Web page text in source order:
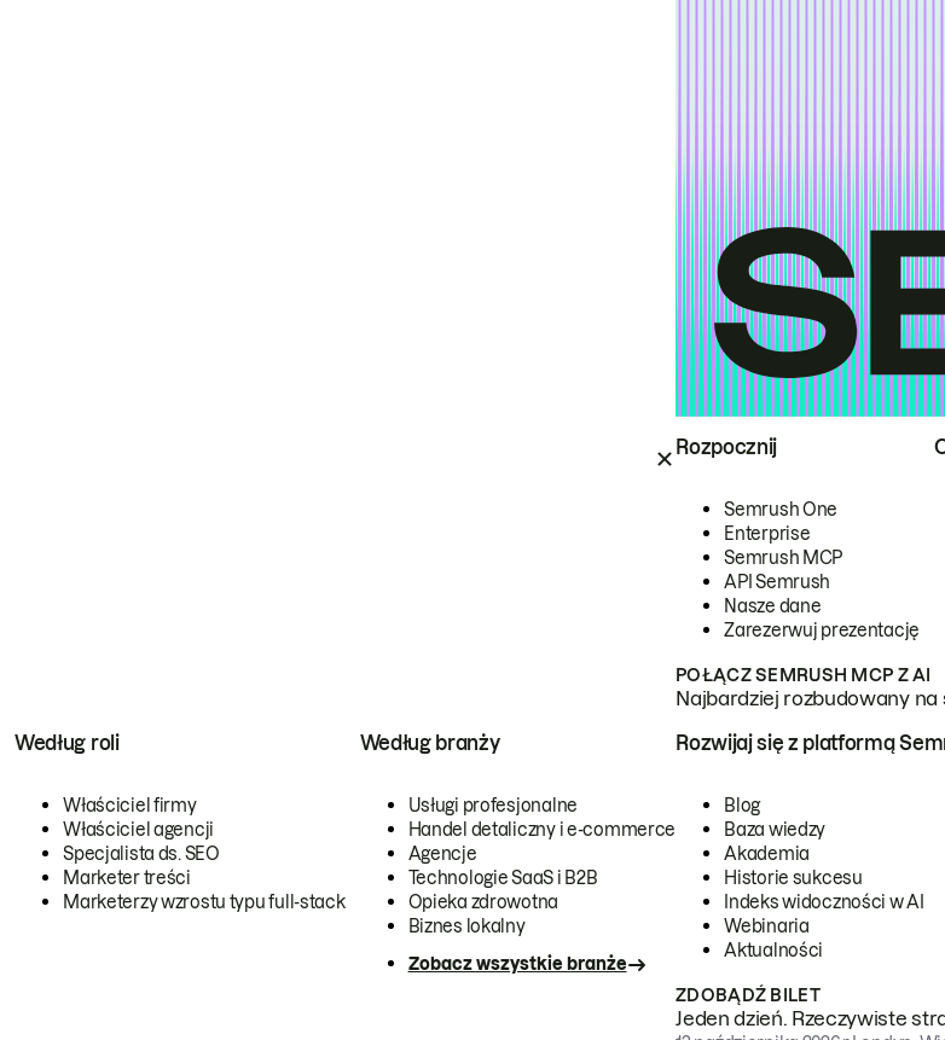
Rozpocznij
Semrush One
Enterprise
Semrush MCP
API Semrush
Nasze dane
Zarezerwuj prezentację
POŁĄCZ SEMRUSH MCP Z AI
Najbardziej rozbudowany
Według roli
Właściciel firmy
Właściciel agencji
Specjalista ds. SEO
Marketer treści
Marketerzy wzrostu typu full-stack
Według branży
Usługi profesjonalne
Handel detaliczny i e-commerce
Agencje
Technologie SaaS i B2B
Opieka zdrowotna
Biznes lokalny
Zobacz wszystkie branże
Rozwijaj się z platformą
Blog
Baza wiedzy
Akademia
Historie sukcesu
Indeks widoczności w AI
Webinaria
Aktualności
ZDOBĄDŹ BILET
Jeden dzień. Rzeczywiste